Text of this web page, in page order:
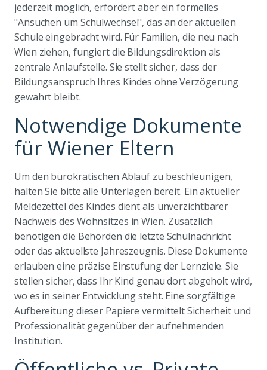
jederzeit möglich, erfordert aber ein formelles
"Ansuchen um Schulwechsel", das an der aktuellen
Schule eingebracht wird. Für Familien, die neu nach
Wien ziehen, fungiert die Bildungsdirektion als
zentrale Anlaufstelle. Sie stellt sicher, dass der
Bildungsanspruch Ihres Kindes ohne Verzögerung
gewahrt bleibt.
Notwendige Dokumente
für Wiener Eltern
Um den bürokratischen Ablauf zu beschleunigen,
halten Sie bitte alle Unterlagen bereit. Ein aktueller
Meldezettel des Kindes dient als unverzichtbarer
Nachweis des Wohnsitzes in Wien. Zusätzlich
benötigen die Behörden die letzte Schulnachricht
oder das aktuellste Jahreszeugnis. Diese Dokumente
erlauben eine präzise Einstufung der Lernziele. Sie
stellen sicher, dass Ihr Kind genau dort abgeholt wird,
wo es in seiner Entwicklung steht. Eine sorgfältige
Aufbereitung dieser Papiere vermittelt Sicherheit und
Professionalität gegenüber der aufnehmenden
Institution.